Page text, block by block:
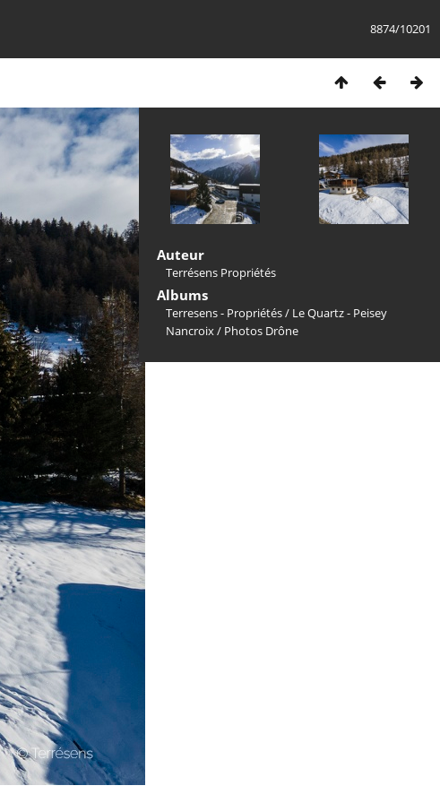
8874/10201
Auteur
Terrésens Propriétés
Albums
Terresens - Propriétés/ Le Quartz - Peisey
Nancroix/ Photos Drône